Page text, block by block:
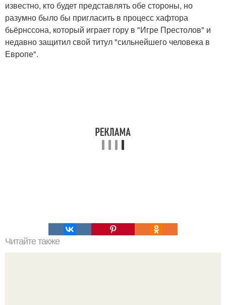
известно, кто будет представлять обе стороны, но
разумно было бы пригласить в процесс хафтора
бьёрнссона, который играет гору в "Игре Престолов" и
недавно защитил свой титул "сильнейшего человека в
Европе".
Читайте также